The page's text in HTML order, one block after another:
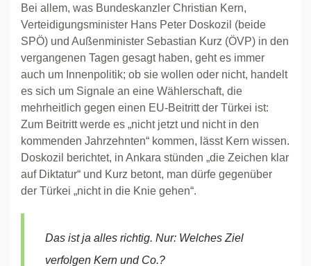
Bei allem, was Bundeskanzler Christian Kern,
Verteidigungsminister Hans Peter Doskozil (beide
SPÖ) und Außenminister Sebastian Kurz (ÖVP) in den
vergangenen Tagen gesagt haben, geht es immer
auch um Innenpolitik; ob sie wollen oder nicht, handelt
es sich um Signale an eine Wählerschaft, die
mehrheitlich gegen einen EU-Beitritt der Türkei ist:
Zum Beitritt werde es „nicht jetzt und nicht in den
kommenden Jahrzehnten“ kommen, lässt Kern wissen.
Doskozil berichtet, in Ankara stünden „die Zeichen klar
auf Diktatur“ und Kurz betont, man dürfe gegenüber
der Türkei „nicht in die Knie gehen“.
Das ist ja alles richtig. Nur: Welches Ziel
verfolgen Kern und Co.?